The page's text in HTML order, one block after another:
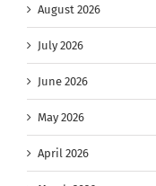
August 2026
July 2026
June 2026
May 2026
April 2026